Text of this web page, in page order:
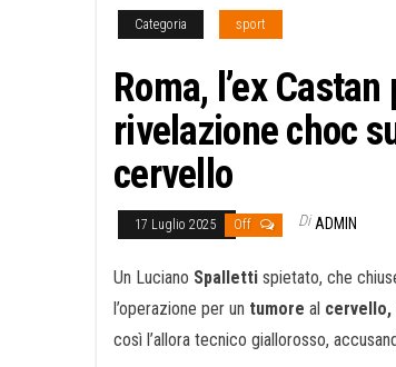
Categoria sport
Roma, l’ex
rivelazione choc
cervello
17 Luglio 2025 Off Di ADMIN
Un Luciano Spalletti spietato, che
l’operazione per un tumore al cervello,
così l’allora tecnico giallorosso,